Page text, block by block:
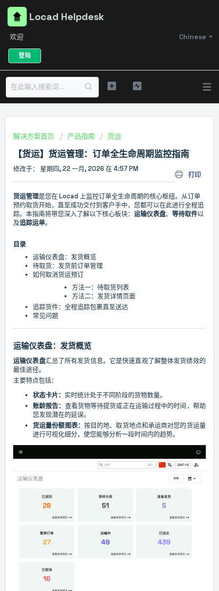
Locad Helpdesk
Chinese
欢迎
登陆
解决方案首页 产品指南 货运
【货运】货运管理：订单全生命周期监控指南
打印
修改于： 星期四, 22 一月, 2026 在 4:57 PM
货运管理是您在 Locad 上监控订单全生命周期的核心枢纽。从订单
预约取货开始，直至成功交付到客户手中，您都可以在此进行全程追
踪。本指南将带您深入了解以下核心板块： 运输仪表盘、 等待取件以
及追踪运单。
目录
运输仪表盘：发货概览
待取货：发货前订单管理
如何取消货运预订
方法一：待取货列表
方法二：发货详情页面
追踪货件：全程追踪包裹直至送达
常见问题
运输仪表盘：发货概览
运输仪表盘汇总了所有发货信息。它是快速直观了解整体发货绩效的
最佳途径。
主要特点包括：
状态卡片： 实时统计处于不同阶段的货物数量。
账龄报告： 查看货物等待提货或正在运输过程中的时间，帮助
您发现潜在的延误。
货运量份额图表： 按目的地、取货地点和承运商对您的货运量
进行可视化细分，使您能够分析一段时间内的趋势。